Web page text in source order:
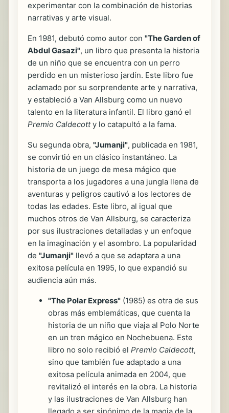
experimentar con la combinación de historias
narrativas y arte visual.
En 1981, debutó como autor con "The Garden of
Abdul Gasazi", un libro que presenta la historia
de un niño que se encuentra con un perro
perdido en un misterioso jardín. Este libro fue
aclamado por su sorprendente arte y narrativa,
y estableció a Van Allsburg como un nuevo
talento en la literatura infantil. El libro ganó el
Premio Caldecotty lo catapultó a la fama.
Su segunda obra, "Jumanji", publicada en 1981,
se convirtió en un clásico instantáneo. La
historia de un juego de mesa mágico que
transporta a los jugadores a una jungla llena de
aventuras y peligros cautivó a los lectores de
todas las edades. Este libro, al igual que
muchos otros de Van Allsburg, se caracteriza
por sus ilustraciones detalladas y un enfoque
en la imaginación y el asombro. La popularidad
de "Jumanji" llevó a que se adaptara a una
exitosa película en 1995, lo que expandió su
audiencia aún más.
"The Polar Express" (1985) es otra de sus
obras más emblemáticas, que cuenta la
historia de un niño que viaja al Polo Norte
en un tren mágico en Nochebuena. Este
libro no solo recibió el Premio Caldecott,
sino que también fue adaptado a una
exitosa película animada en 2004, que
revitalizó el interés en la obra. La historia
y las ilustraciones de Van Allsburg han